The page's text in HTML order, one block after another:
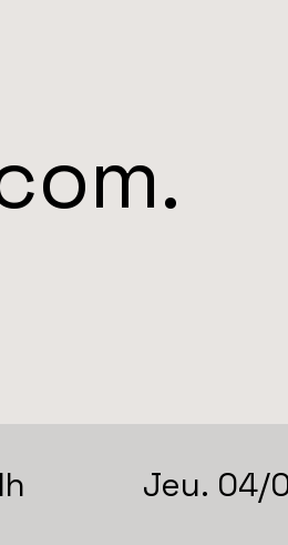
.
Jeu. 04/